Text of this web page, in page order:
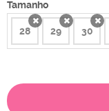
Tamanho
28x 29x 30x